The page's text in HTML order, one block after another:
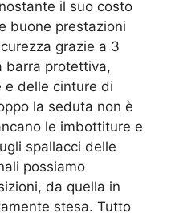
il suo costo
buone prestazioni
grazie a 3
barra protettiva,
e delle cinture di
la seduta non è
le imbottiture e
spallacci delle
possiamo
da quella in
stesa. Tutto